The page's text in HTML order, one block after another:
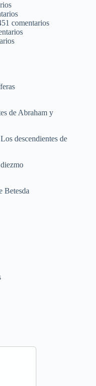
comentarios
de Abraham y
Los descendientes de
Betesda